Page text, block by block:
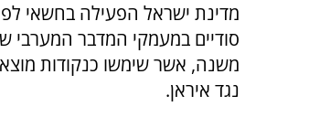
מדינת ישראל הפעילה בחשאי
סודיים במעמקי המדבר
משנה, אשר שימשו כנקודות
נגד איראן.